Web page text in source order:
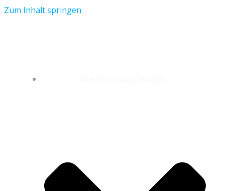
Zum Inhalt springen